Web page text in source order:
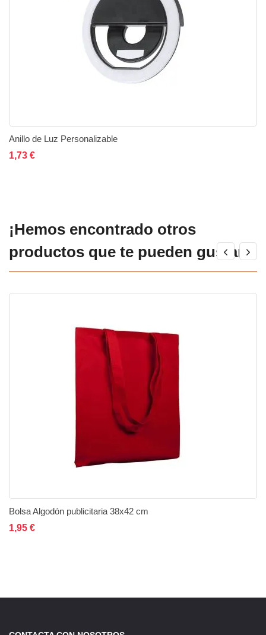
Anillo de Luz Personalizable
1,73 €
¡Hemos encontrado otros
productos que te pueden gustar!
Bolsa Algodón publicitaria 38x42 cm
1,95 €